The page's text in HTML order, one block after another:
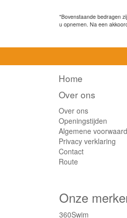
*Bovenstaande bedragen
u opnemen. Na een
Home
Over ons
Over ons
Openingstijden
Algemene
Privacy verklaring
Contact
Route
Onze
360Swim